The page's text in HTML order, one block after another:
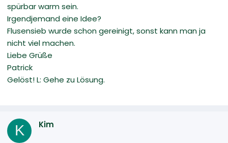
spürbar warm sein.
Irgendjemand eine Idee?
Flusensieb wurde schon gereinigt, sonst kann man ja
nicht viel machen.
Liebe Grüße
Patrick
Gelöst! L: Gehe zu Lösung.
K Kim